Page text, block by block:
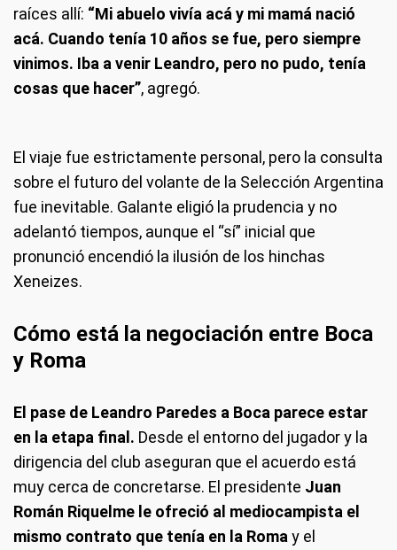
raíces allí: “Mi abuelo vivía acá y mi mamá nació
acá. Cuando tenía 10 años se fue, pero siempre
vinimos. Iba a venir Leandro, pero no pudo, tenía
cosas que hacer”, agregó.
El viaje fue estrictamente personal, pero la consulta
sobre el futuro del volante de la Selección Argentina
fue inevitable. Galante eligió la prudencia y no
adelantó tiempos, aunque el “sí” inicial que
pronunció encendió la ilusión de los hinchas
Xeneizes.
Cómo está la negociación entre Boca
y Roma
El pase de Leandro Paredes a Boca parece estar
en la etapa final. Desde el entorno del jugador y la
dirigencia del club aseguran que el acuerdo está
muy cerca de concretarse. El presidente Juan
Román Riquelme le ofreció al mediocampista el
mismo contrato que tenía en la Romay el